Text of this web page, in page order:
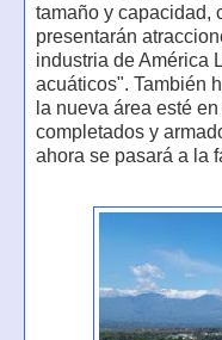
tamaño y capacidad,
presentarán
industria de América
acuáticos". También
la nueva área esté
completados y
ahora se pasará a la